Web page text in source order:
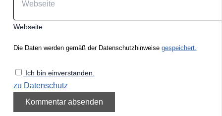
Webseite
Die Daten werden gemäß der Datenschutzhinweise gespeichert.
Ich bin einverstanden.
zu Datenschutz